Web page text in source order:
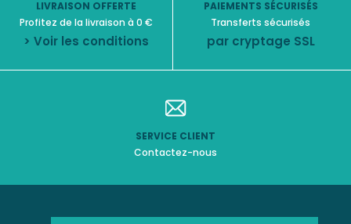
LIVRAISON OFFERTE
Profitez de la livraison à 0 €
> Voir les conditions
PAIEMENTS SÉCURISÉS
Transferts sécurisés
par cryptage SSL
SERVICE CLIENT
Contactez-nous